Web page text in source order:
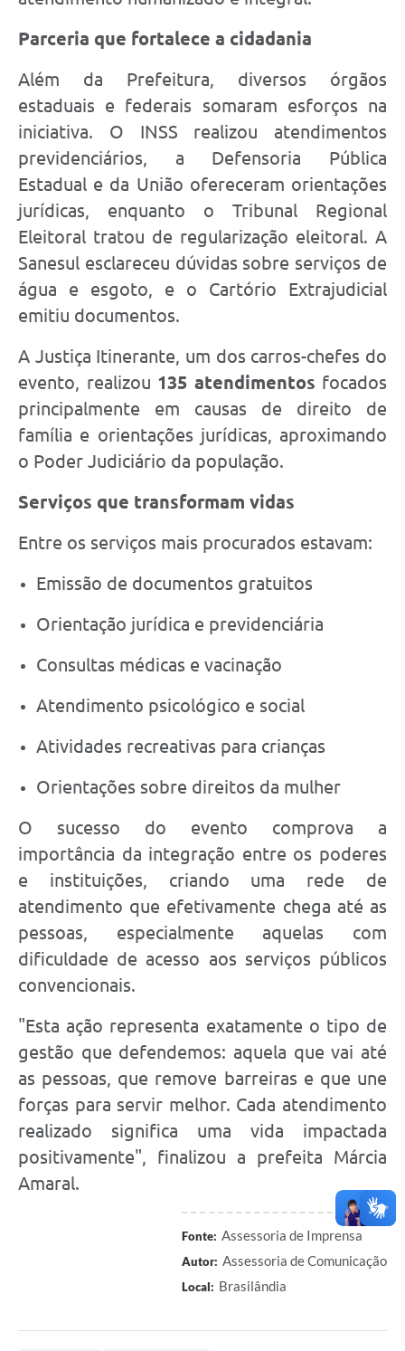
Parceria que fortalece a cidadania
Além da Prefeitura, diversos órgãos
estaduais e federais somaram esforços na
iniciativa. O INSS realizou atendimentos
previdenciários, a Defensoria Pública
Estadual e da União ofereceram orientações
jurídicas, enquanto o Tribunal Regional
Eleitoral tratou de regularização eleitoral. A
Sanesul esclareceu dúvidas sobre serviços de
água e esgoto, e o Cartório Extrajudicial
emitiu documentos.
A Justiça Itinerante, um dos carros-chefes do
evento, realizou 135 atendimentos focados
principalmente em causas de direito de
família e orientações jurídicas, aproximando
o Poder Judiciário da população.
Serviços que transformam vidas
Entre os serviços mais procurados estavam:
Emissão de documentos gratuitos
Orientação jurídica e previdenciária
Consultas médicas e vacinação
Atendimento psicológico e social
Atividades recreativas para crianças
Orientações sobre direitos da mulher
O sucesso do evento comprova a
importância da integração entre os poderes
e instituições, criando uma rede de
atendimento que efetivamente chega até as
pessoas, especialmente aquelas com
dificuldade de acesso aos serviços públicos
convencionais.
"Esta ação representa exatamente o tipo de
gestão que defendemos: aquela que vai até
as pessoas, que remove barreiras e que une
forças para servir melhor. Cada atendimento
realizado significa uma vida impactada
positivamente", finalizou a prefeita Márcia
Amaral.
Fonte: Assessoria de Imprensa
Autor: Assessoria de Comunicação
Local: Brasilândia